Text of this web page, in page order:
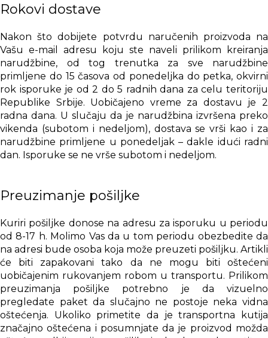
Rokovi dostave
Nakon što dobijete potvrdu naručenih proizvoda na
Vašu e-mail adresu koju ste naveli prilikom kreiranja
narudžbine, od tog trenutka za sve narudžbine
primljene do 15 časova od ponedeljka do petka, okvirni
rok isporuke je od 2 do 5 radnih dana za celu teritoriju
Republike Srbije. Uobičajeno vreme za dostavu je 2
radna dana. U slučaju da je narudžbina izvršena preko
vikenda (subotom i nedeljom), dostava se vrši kao i za
narudžbine primljene u ponedeljak – dakle idući radni
dan. Isporuke se ne vrše subotom i nedeljom.
Preuzimanje pošiljke
Kuriri pošiljke donose na adresu za isporuku u periodu
od 8-17 h. Molimo Vas da u tom periodu obezbedite da
na adresi bude osoba koja može preuzeti pošiljku. Artikli
će biti zapakovani tako da ne mogu biti oštećeni
uobičajenim rukovanjem robom u transportu. Prilikom
preuzimanja pošiljke potrebno je da vizuelno
pregledate paket da slučajno ne postoje neka vidna
oštećenja. Ukoliko primetite da je transportna kutija
značajno oštećena i posumnjate da je proizvod možda